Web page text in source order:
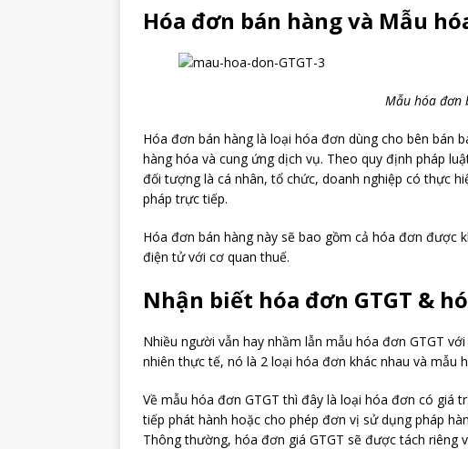
Hóa đơn bán hàng và Mẫu
Mẫu hóa đơn
Hóa đơn bán hàng là loại hóa đơn dùng cho bên bán
hàng hóa và cung ứng dịch vụ. Theo quy định pháp
đối tượng là cá nhân, tổ chức, doanh nghiệp có thực
pháp trực tiếp.
Hóa đơn bán hàng này sẽ bao gồm cả hóa đơn được
điện tử với cơ quan thuế.
Nhận biết hóa đơn GTGT &
Nhiều người vẫn hay nhầm lẫn mẫu hóa đơn GTGT
nhiên thực tế, nó là 2 loại hóa đơn khác nhau và mẫu
Về mẫu hóa đơn GTGT thì đây là loại hóa đơn có giá
tiếp phát hành hoặc cho phép đơn vị sử dụng pháp
Thông thường, hóa đơn giá GTGT sẽ được tách